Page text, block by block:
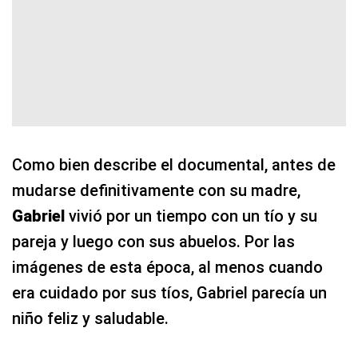
Como bien describe el documental, antes de
mudarse definitivamente con su madre,
Gabriel vivió por un tiempo con un tío y su
pareja y luego con sus abuelos. Por las
imágenes de esta época, al menos cuando
era cuidado por sus tíos, Gabriel parecía un
niño feliz y saludable.